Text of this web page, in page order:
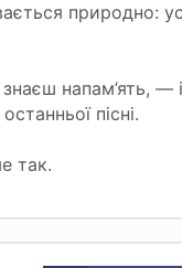
природно:
напам’ять,
пісні.
так.